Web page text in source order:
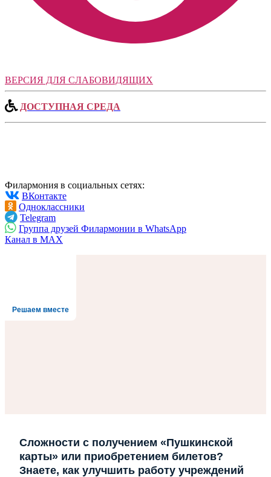
ВЕРСИЯ ДЛЯ СЛАБОВИДЯЩИХ
ДОСТУПНАЯ СРЕДА
Филармония в социальных сетях:
ВКонтакте
Одноклассники
Telegram
Группа друзей Филармонии в WhatsApp
Канал в MAX
Решаем вместе
Сложности с получением «Пушкинской
карты» или приобретением билетов?
Знаете, как улучшить работу учреждений